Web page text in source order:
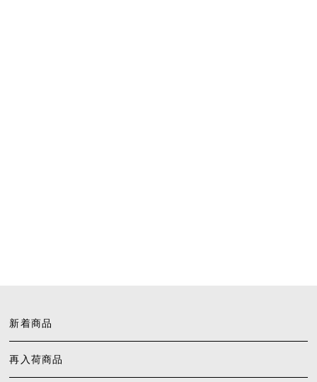
新着商品
再入荷商品